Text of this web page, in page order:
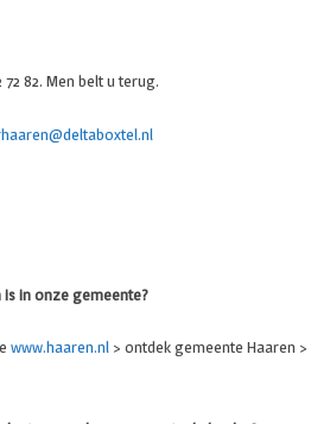
82. Men belt u terug.
is in onze gemeente?
www.haaren.nl > ontdek gemeente Haaren >